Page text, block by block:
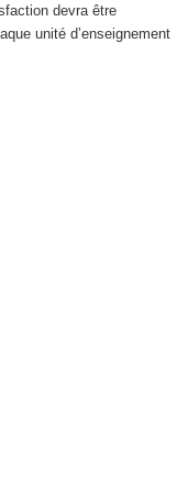
devra être
unité d’enseignement